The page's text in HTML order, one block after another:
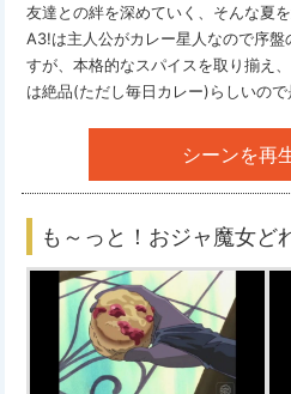
友達との絆を深めていく、そんな夏
A3!は主人公がカレー星人なので序盤
すが、本格的なスパイスを取り揃え
は絶品(ただし毎日カレー)らしいので
シーンを再
も～っと！おジャ魔女ど